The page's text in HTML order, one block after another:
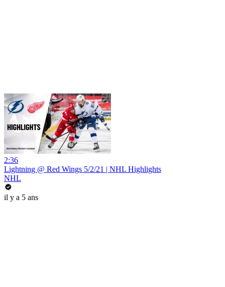
2:36
Lightning @ Red Wings 5/2/21 | NHL Highlights
NHL
il y a 5 ans